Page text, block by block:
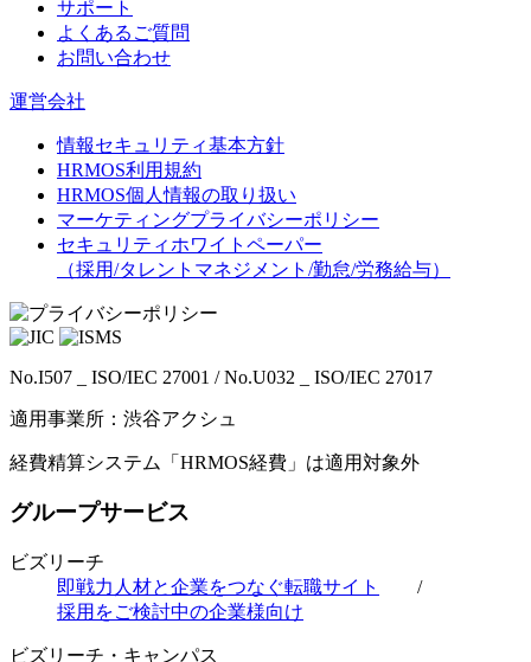
サポート
よくあるご質問
お問い合わせ
運営会社
情報セキュリティ基本方針
HRMOS利用規約
HRMOS個人情報の取り扱い
マーケティングプライバシーポリシー
セキュリティホワイトペーパー
（採用/タレントマネジメント/勤怠/労務給与）
No.I507 _ ISO/IEC 27001 / No.U032 _ ISO/IEC 27017
適用事業所：渋谷アクシュ
経費精算システム「HRMOS経費」は適用対象外
グループサービス
ビズリーチ
即戦力人材と企業をつなぐ転職サイト
/
採用をご検討中の企業様向け
ビズリーチ・キャンパス